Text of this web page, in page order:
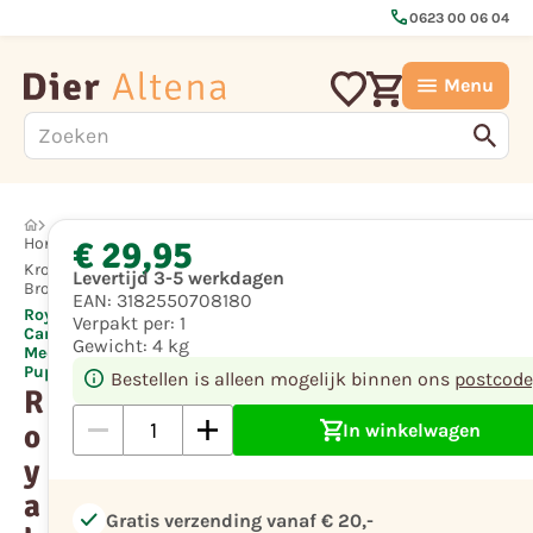
call0623 00 06 04
Menu
Hond
Krokante
Brok
Royal
Canin
Medium
Puppy
R
o
y
a
€ 29,95
Levertijd 3-5 werkdagen
EAN: 3182550708180
Verpakt per: 1
Gewicht: 4 kg
Bestellen is alleen mogelijk binnen ons
In winkelwagen
check Gratis verzending vanaf € 20,-